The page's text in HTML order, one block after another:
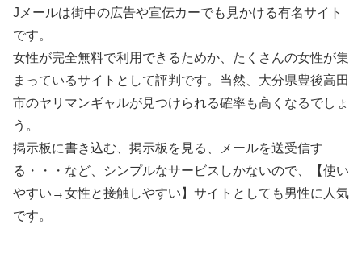
Jメールは街中の広告や宣伝カーでも見かける有名サイト
です。
女性が完全無料で利用できるためか、たくさんの女性が集
まっているサイトとして評判です。当然、大分県豊後高田
市のヤリマンギャルが見つけられる確率も高くなるでしょ
う。
掲示板に書き込む、掲示板を見る、メールを送受信す
る・・・など、シンプルなサービスしかないので、【使い
やすい→女性と接触しやすい】サイトとしても男性に人気
です。